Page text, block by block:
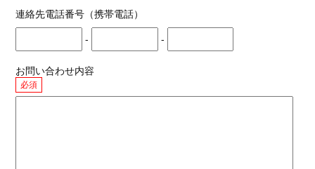
連絡先電話番号（携帯電話）
- -
お問い合わせ内容
必須